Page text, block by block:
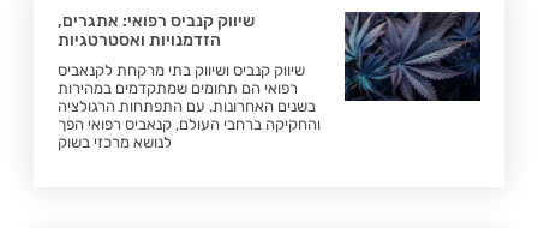
שיווק קנביס רפואי: אתגרים,
הזדמנויות ואסטרטגיות
שיווק קנביס ושיווק בתי מרקחת לקנאביס
רפואי הם תחומים שמתקדמים במהירות
בשנים האחרונות. עם התפתחות הרגולציה
והחקיקה ברחבי העולם, קנאביס רפואי הפך
לנושא מרכזי בשוק